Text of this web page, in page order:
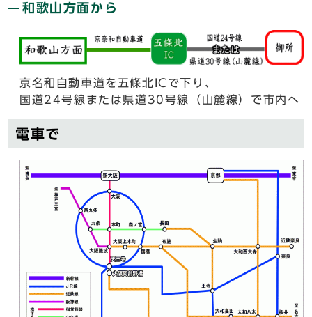
和歌山方面から
京名和自動車道を五條北ICで下り、
国道24号線または県道30号線（山麓線）で市内へ
電車で